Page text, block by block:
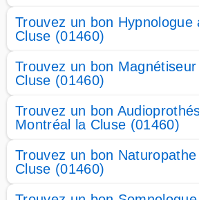
Trouvez un bon Hypnologue
Cluse (01460)
Trouvez un bon
Cluse (01460)
Trouvez un bon
Montréal la Cluse (01460)
Trouvez un bon
Cluse (01460)